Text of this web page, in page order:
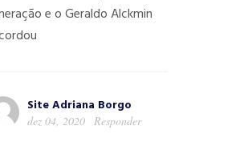
e o Geraldo Alckmin
Site Adriana Borgo
dez 04, 2020 Responder